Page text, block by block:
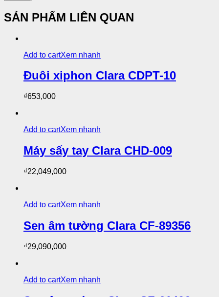
SẢN PHẨM LIÊN QUAN
Add to cartXem nhanh
Đuôi xiphon Clara CDPT-10
₫653,000
Add to cartXem nhanh
Máy sấy tay Clara CHD-009
₫22,049,000
Add to cartXem nhanh
Sen âm tường Clara CF-89356
₫29,090,000
Add to cartXem nhanh